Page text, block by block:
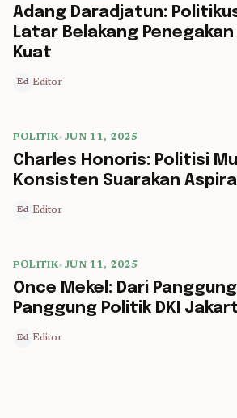
Adang Daradjatun:
Latar Belakang
Kuat
Ed Editor
POLITIK• JUN 11, 2025
Charles Honoris: Politisi
Konsisten Suarakan
Ed Editor
POLITIK• JUN 11, 2025
Once Mekel: Dari
Panggung Politik DKI
Ed Editor